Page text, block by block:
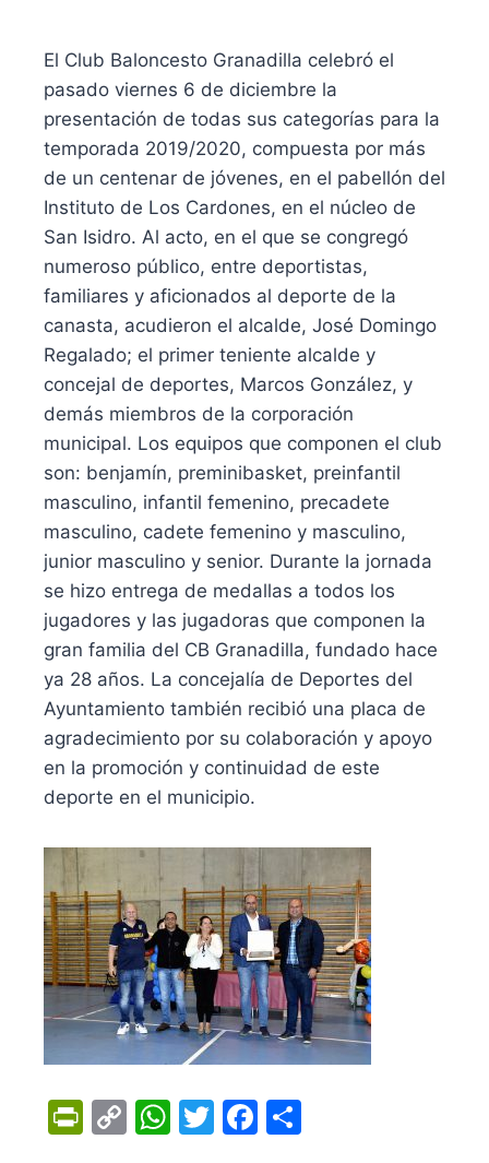
El Club Baloncesto Granadilla celebró el
pasado viernes 6 de diciembre la
presentación de todas sus categorías para la
temporada 2019/2020, compuesta por más
de un centenar de jóvenes, en el pabellón del
Instituto de Los Cardones, en el núcleo de
San Isidro. Al acto, en el que se congregó
numeroso público, entre deportistas,
familiares y aficionados al deporte de la
canasta, acudieron el alcalde, José Domingo
Regalado; el primer teniente alcalde y
concejal de deportes, Marcos González, y
demás miembros de la corporación
municipal. Los equipos que componen el club
son: benjamín, preminibasket, preinfantil
masculino, infantil femenino, precadete
masculino, cadete femenino y masculino,
junior masculino y senior. Durante la jornada
se hizo entrega de medallas a todos los
jugadores y las jugadoras que componen la
gran familia del CB Granadilla, fundado hace
ya 28 años. La concejalía de Deportes del
Ayuntamiento también recibió una placa de
agradecimiento por su colaboración y apoyo
en la promoción y continuidad de este
deporte en el municipio.
Pr C
W T
F